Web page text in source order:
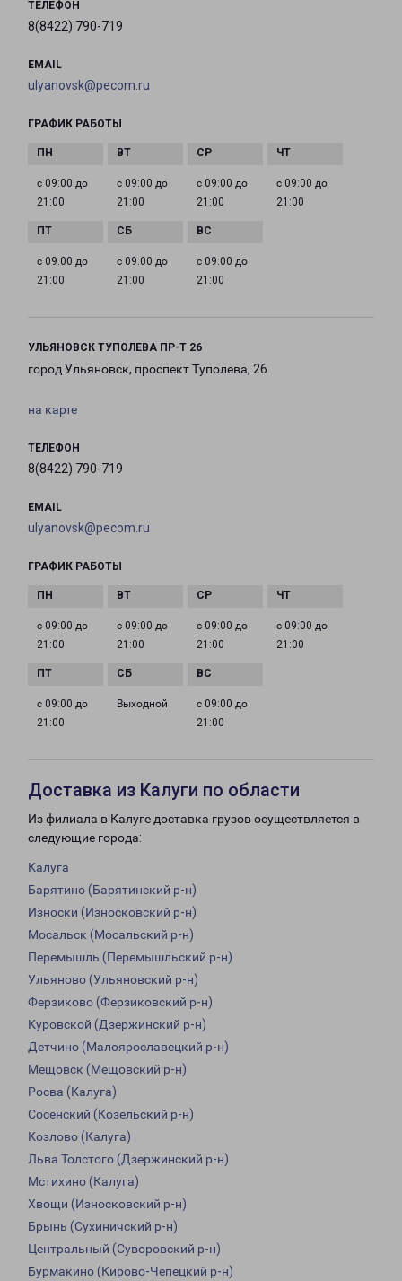
ТЕЛЕФОН
8(8422) 790-719
EMAIL
ulyanovsk@pecom.ru
ГРАФИК РАБОТЫ
с 09:00 до
21:00
с 09:00 до
21:00
с 09:00 до
21:00
с 09:00 до
21:00
с 09:00 до
21:00
с 09:00 до
21:00
с 09:00 до
21:00
УЛЬЯНОВСК ТУПОЛЕВА ПР-Т 26
город Ульяновск, проспект Туполева, 26
на карте
ТЕЛЕФОН
8(8422) 790-719
EMAIL
ulyanovsk@pecom.ru
ГРАФИК РАБОТЫ
с 09:00 до
21:00
с 09:00 до
21:00
с 09:00 до
21:00
с 09:00 до
21:00
с 09:00 до
21:00
Выходной
с 09:00 до
21:00
Доставка из Калуги по области
Из филиала в Калуге доставка грузов осуществляется в
следующие города:
Калуга
Барятино (Барятинский р-н)
Износки (Износковский р-н)
Мосальск (Мосальский р-н)
Перемышль (Перемышльский р-н)
Ульяново (Ульяновский р-н)
Ферзиково (Ферзиковский р-н)
Куровской (Дзержинский р-н)
Детчино (Малоярославецкий р-н)
Мещовск (Мещовский р-н)
Росва (Калуга)
Сосенский (Козельский р-н)
Козлово (Калуга)
Льва Толстого (Дзержинский р-н)
Мстихино (Калуга)
Хвощи (Износковский р-н)
Брынь (Сухиничский р-н)
Центральный (Суворовский р-н)
Бурмакино (Кирово-Чепецкий р-н)